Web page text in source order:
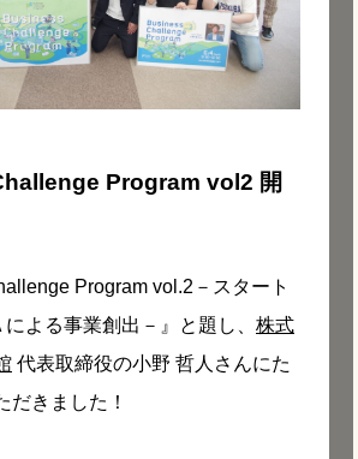
Program vol2 開
Program vol.2－スタート
よる事業創出－』と題し、 株式
代表取締役の小野 哲人さんにた
だきました！